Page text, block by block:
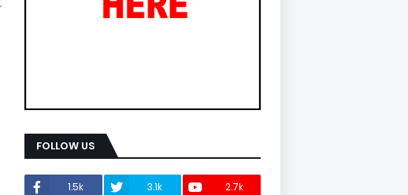
FOLLOW US
1.5k 3.1k
2.7k